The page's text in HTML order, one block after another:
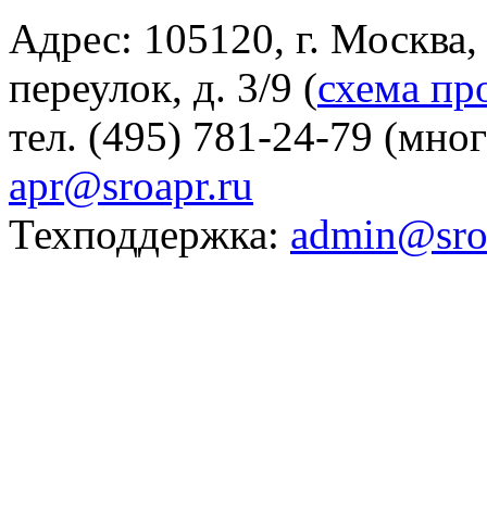
Адрес: 105120, г.
переулок, д. 3/9 (схема
тел. (495) 781-24-79
apr@sroapr.ru
Техподдержка: